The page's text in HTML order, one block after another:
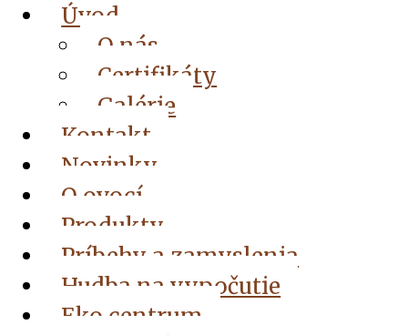
Úvod
O nás
Certifikáty
Galérie
Kontakt
Novinky
O ovocí
Produkty
Príbehy a zamyslenia
Hudba na vypočutie
Eko centrum